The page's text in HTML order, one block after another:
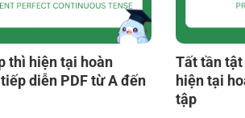
thì hiện tại hoàn
diễn PDF từ A đến
Tất tần
hiện tại
tập